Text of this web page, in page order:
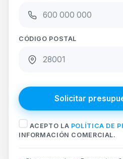
CÓDIGO POSTAL
Solicitar
ACEPTO LA POLÍTICA DE
INFORMACIÓN COMERCIAL.